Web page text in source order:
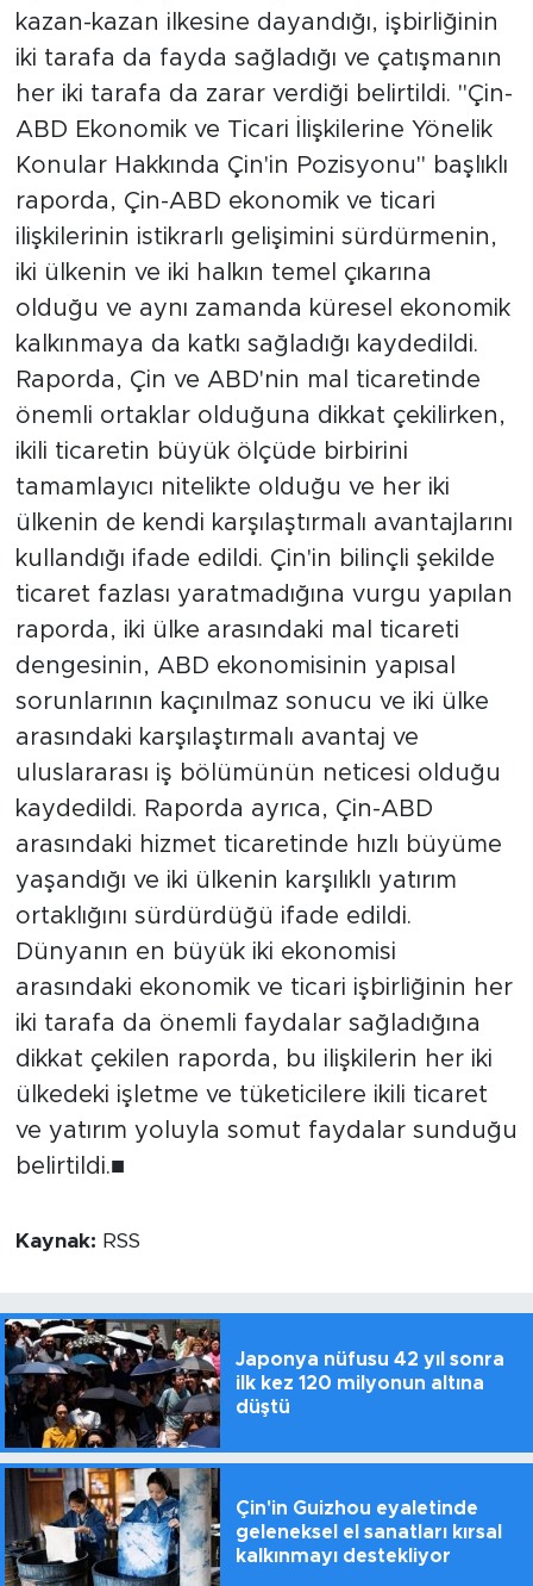
kazan-kazan ilkesine dayandığı, işbirliğinin
iki tarafa da fayda sağladığı ve çatışmanın
her iki tarafa da zarar verdiği belirtildi. "Çin-
ABD Ekonomik ve Ticari İlişkilerine Yönelik
Konular Hakkında Çin'in Pozisyonu" başlıklı
raporda, Çin-ABD ekonomik ve ticari
ilişkilerinin istikrarlı gelişimini sürdürmenin,
iki ülkenin ve iki halkın temel çıkarına
olduğu ve aynı zamanda küresel ekonomik
kalkınmaya da katkı sağladığı kaydedildi.
Raporda, Çin ve ABD'nin mal ticaretinde
önemli ortaklar olduğuna dikkat çekilirken,
ikili ticaretin büyük ölçüde birbirini
tamamlayıcı nitelikte olduğu ve her iki
ülkenin de kendi karşılaştırmalı avantajlarını
kullandığı ifade edildi. Çin'in bilinçli şekilde
ticaret fazlası yaratmadığına vurgu yapılan
raporda, iki ülke arasındaki mal ticareti
dengesinin, ABD ekonomisinin yapısal
sorunlarının kaçınılmaz sonucu ve iki ülke
arasındaki karşılaştırmalı avantaj ve
uluslararası iş bölümünün neticesi olduğu
kaydedildi. Raporda ayrıca, Çin-ABD
arasındaki hizmet ticaretinde hızlı büyüme
yaşandığı ve iki ülkenin karşılıklı yatırım
ortaklığını sürdürdüğü ifade edildi.
Dünyanın en büyük iki ekonomisi
arasındaki ekonomik ve ticari işbirliğinin her
iki tarafa da önemli faydalar sağladığına
dikkat çekilen raporda, bu ilişkilerin her iki
ülkedeki işletme ve tüketicilere ikili ticaret
ve yatırım yoluyla somut faydalar sunduğu
belirtildi.■
Kaynak: RSS
Japonya nüfusu 42 yıl sonra
ilk kez 120 milyonun altına
düştü
Çin'in Guizhou eyaletinde
geleneksel el sanatları kırsal
kalkınmayı destekliyor